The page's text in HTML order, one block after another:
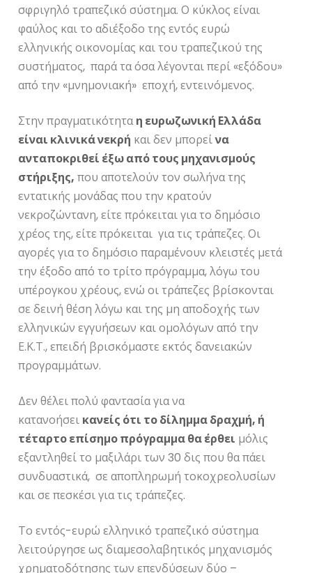
σφριγηλό τραπεζικό σύστημα. Ο κύκλος είναι
φαύλος και το αδιέξοδο της εντός ευρώ
ελληνικής οικονομίας και του τραπεζικού της
συστήματος, παρά τα όσα λέγονται περί «εξόδου»
από την «μνημονιακή» εποχή, εντεινόμενος.
Στην πραγματικότηταη ευρωζωνική Ελλάδα
είναι κλινικά νεκρή και δεν μπορείνα
ανταποκριθεί έξω από τους μηχανισμούς
στήριξης, που αποτελούν τον σωλήνα της
εντατικής μονάδας που την κρατούν
νεκροζώντανη, είτε πρόκειται για το δημόσιο
χρέος της, είτε πρόκειται για τις τράπεζες. Οι
αγορές για το δημόσιο παραμένουν κλειστές μετά
την έξοδο από το τρίτο πρόγραμμα, λόγω του
υπέρογκου χρέους, ενώ οι τράπεζες βρίσκονται
σε δεινή θέση λόγω και της μη αποδοχής των
ελληνικών εγγυήσεων και ομολόγων από την
Ε.Κ.Τ., επειδή βρισκόμαστε εκτός δανειακών
προγραμμάτων.
Δεν θέλει πολύ φαντασία για να
κατανοήσει κανείς ότι το δίλημμα δραχμή, ή
τέταρτο επίσημο πρόγραμμα θα έρθει μόλις
εξαντληθεί το μαξιλάρι των 30 δις που θα πάει
συνδυαστικά, σε αποπληρωμή τοκοχρεολυσίων
και σε πεσκέσι για τις τράπεζες.
Το εντός-ευρώ ελληνικό τραπεζικό σύστημα
λειτούργησε ως διαμεσολαβητικός μηχανισμός
χρηματοδότησης των επενδύσεων δύο –